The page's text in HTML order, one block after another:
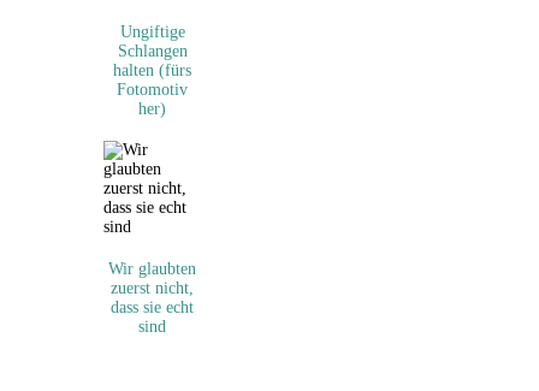
Ungiftige
Schlangen
halten (fürs
Fotomotiv
her)
Wir glaubten
zuerst nicht,
dass sie echt
sind